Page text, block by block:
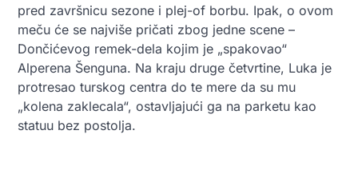
pred završnicu sezone i plej-of borbu. Ipak, o ovom
meču će se najviše pričati zbog jedne scene –
Dončićevog remek-dela kojim je „spakovao“
Alperena Šenguna. Na kraju druge četvrtine, Luka je
protresao turskog centra do te mere da su mu
„kolena zaklecala“, ostavljajući ga na parketu kao
statuu bez postolja.